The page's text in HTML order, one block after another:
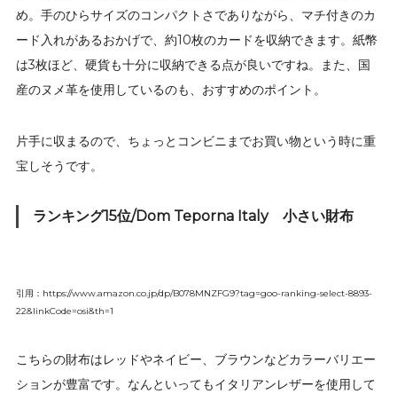
め。手のひらサイズのコンパクトさでありながら、マチ付きのカ
ード入れがあるおかげで、約10枚のカードを収納できます。紙幣
は3枚ほど、硬貨も十分に収納できる点が良いですね。また、国
産のヌメ革を使用しているのも、おすすめのポイント。
片手に収まるので、ちょっとコンビニまでお買い物という時に重
宝しそうです。
ランキング15位/Dom Teporna Italy 小さい財布
引用：https://www.amazon.co.jp/dp/B078MNZFG9?tag=goo-ranking-select-8893-
22&linkCode=osi&th=1
こちらの財布はレッドやネイビー、ブラウンなどカラーバリエー
ションが豊富です。なんといってもイタリアンレザーを使用して